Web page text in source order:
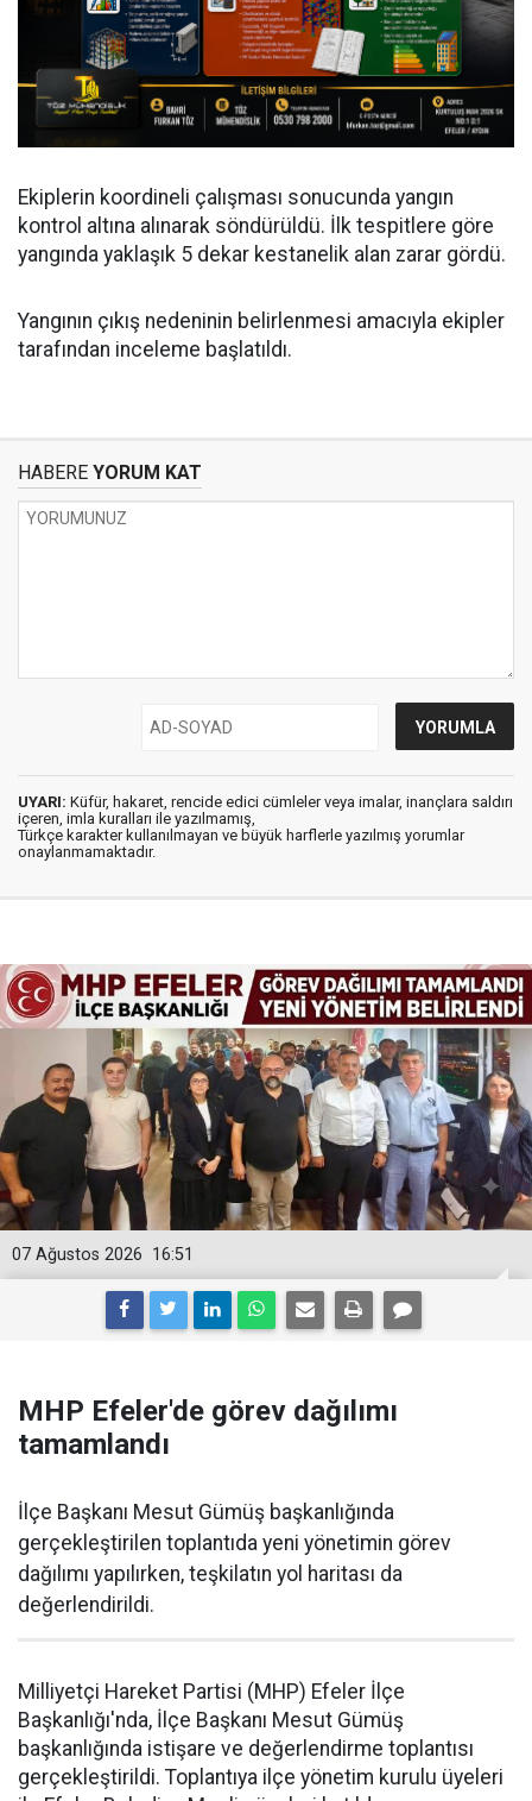
Ekiplerin koordineli çalışması sonucunda yangın
kontrol altına alınarak söndürüldü. İlk tespitlere göre
yangında yaklaşık 5 dekar kestanelik alan zarar gördü.
Yangının çıkış nedeninin belirlenmesi amacıyla ekipler
tarafından inceleme başlatıldı.
HABERE YORUM KAT
UYARI: Küfür, hakaret, rencide edici cümleler veya imalar, inançlara saldırı
içeren, imla kuralları ile yazılmamış,
Türkçe karakter kullanılmayan ve büyük harflerle yazılmış yorumlar
onaylanmamaktadır.
16:51
07 Ağustos 2026
MHP Efeler'de görev dağılımı
tamamlandı
İlçe Başkanı Mesut Gümüş başkanlığında
gerçekleştirilen toplantıda yeni yönetimin görev
dağılımı yapılırken, teşkilatın yol haritası da
değerlendirildi.
Milliyetçi Hareket Partisi (MHP) Efeler İlçe
Başkanlığı'nda, İlçe Başkanı Mesut Gümüş
başkanlığında istişare ve değerlendirme toplantısı
gerçekleştirildi. Toplantıya ilçe yönetim kurulu üyeleri